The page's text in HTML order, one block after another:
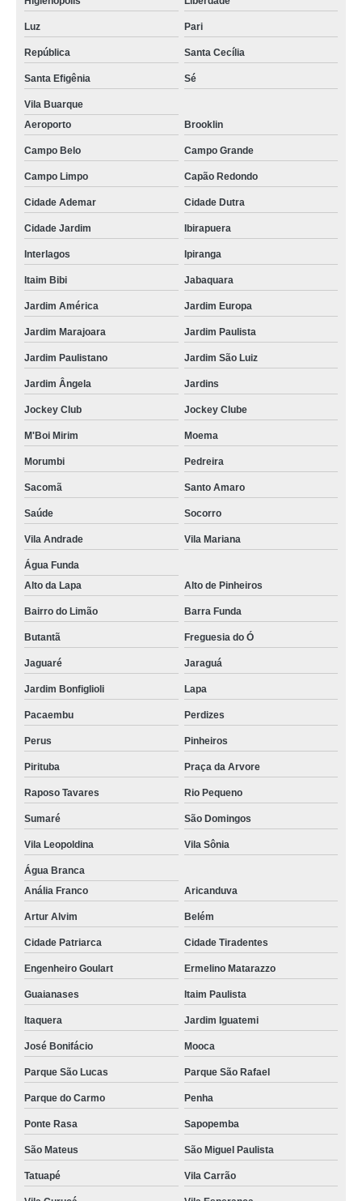
Luz Pari
República Santa Cecília
Santa Efigênia Sé
Vila Buarque
Aeroporto
Brooklin
Campo Belo Campo Grande
Campo Limpo Capão Redondo
Cidade Ademar Cidade Dutra
Cidade Jardim Ibirapuera
Interlagos Ipiranga
Itaim Bibi Jabaquara
Jardim América Jardim Europa
Jardim Marajoara Jardim Paulista
Jardim Paulistano Jardim São Luiz
Jardim Ângela Jardins
Jockey Club Jockey Clube
M'Boi Mirim Moema
Morumbi Pedreira
Sacomã Santo Amaro
Saúde Socorro
Vila Andrade Vila Mariana
Água Funda
Alto da Lapa
Alto de Pinheiros
Bairro do Limão Barra Funda
Butantã Freguesia do Ó
Jaguaré Jaraguá
Jardim Bonfiglioli Lapa
Pacaembu Perdizes
Perus Pinheiros
Pirituba Praça da Arvore
Raposo Tavares Rio Pequeno
Sumaré São Domingos
Vila Leopoldina Vila Sônia
Água Branca
Anália Franco
Aricanduva
Artur Alvim Belém
Cidade Patriarca Cidade Tiradentes
Engenheiro Goulart Ermelino Matarazzo
Guaianases Itaim Paulista
Itaquera Jardim Iguatemi
José Bonifácio Mooca
Parque São Lucas Parque São Rafael
Parque do Carmo Penha
Ponte Rasa Sapopemba
São Mateus São Miguel Paulista
Tatuapé Vila Carrão